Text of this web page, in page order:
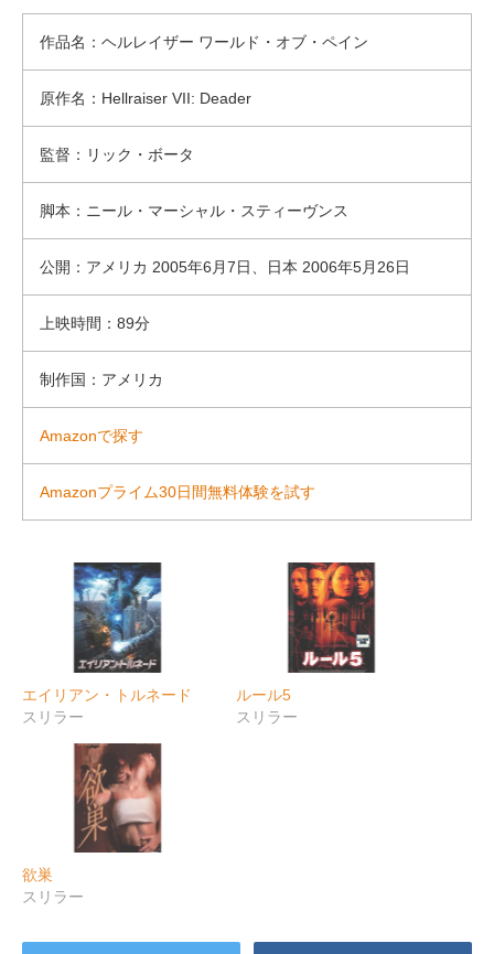
作品名：ヘルレイザー ワールド・オブ・ペイン
原作名：Hellraiser VII: Deader
監督：リック・ボータ
脚本：ニール・マーシャル・スティーヴンス
公開：アメリカ 2005年6月7日、日本 2006年5月26日
上映時間：89分
制作国：アメリカ
Amazonで探す
Amazonプライム30日間無料体験を試す
エイリアン・トルネード
スリラー
ルール5
スリラー
欲巣
スリラー